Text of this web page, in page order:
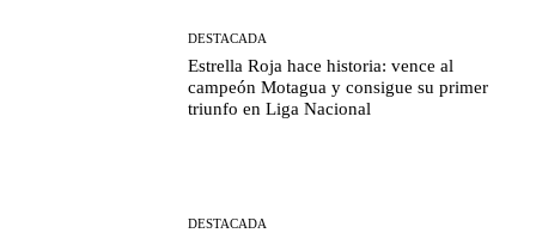
DESTACADA
Estrella Roja hace historia: vence al
campeón Motagua y consigue su primer
triunfo en Liga Nacional
DESTACADA